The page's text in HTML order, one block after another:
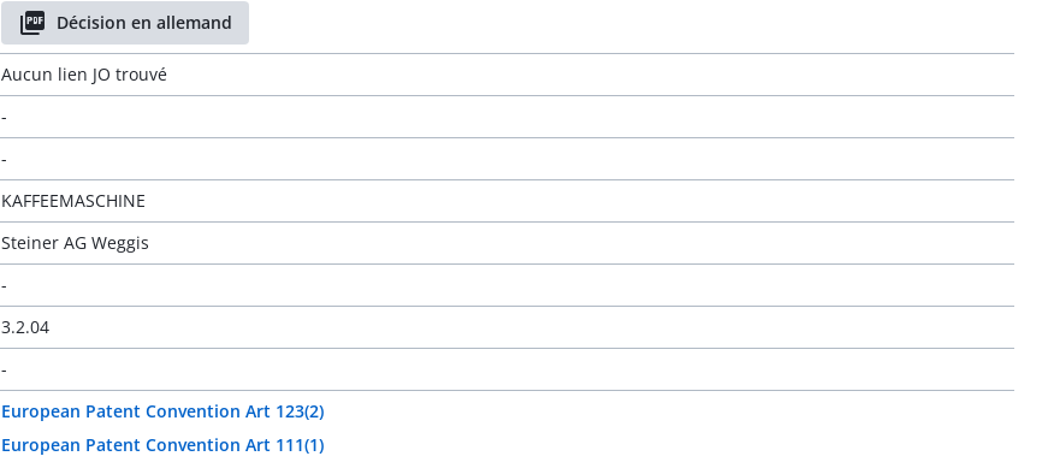
Décision en allemand
Aucun lien JO trouvé
-
-
KAFFEEMASCHINE
Steiner AG Weggis
-
3.2.04
-
European Patent Convention Art 123(2)
European Patent Convention Art 111(1)